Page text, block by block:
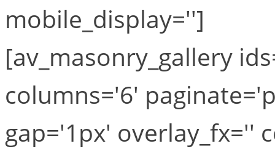
mobile_display='']
[av_masonry_gallery
columns='6'
gap='1px' overlay_fx=''